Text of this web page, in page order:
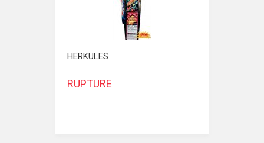
HERKULES
RUPTURE